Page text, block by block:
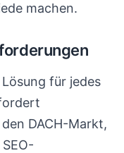
machen.
für jedes
DACH-Markt,